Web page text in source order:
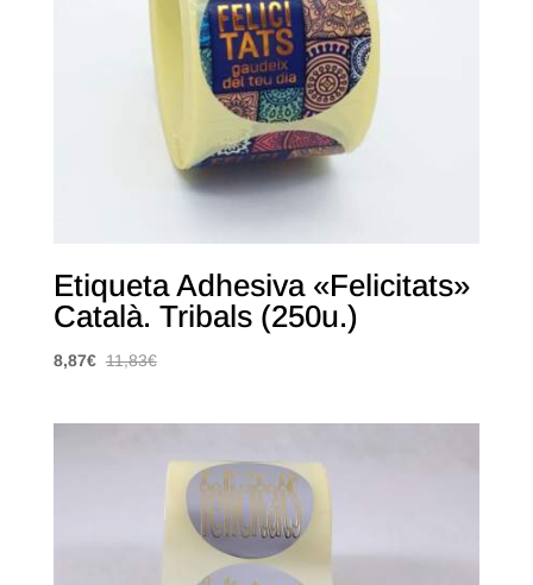
Etiqueta Adhesiva «Felicitats»
Català. Tribals (250u.)
8,87€ 11,83€